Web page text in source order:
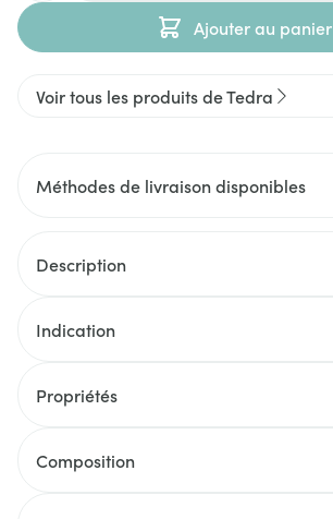
Ajouter au panier
Voir tous les produits de Tedra
Méthodes de livraison disponibles
Description
Indication
Propriétés
Composition